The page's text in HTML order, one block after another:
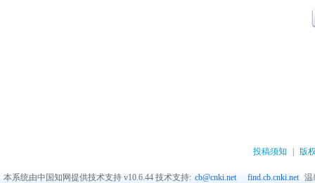
投稿须知 版
本系统由中国知网提供技术支持 v10.6.44技术支持: cb@cnki.net find.cb.cnki.net 温